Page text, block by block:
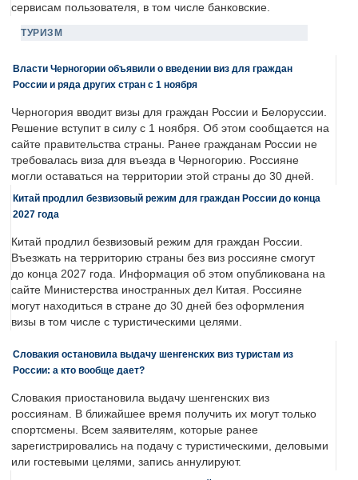
сервисам пользователя, в том числе банковские.
ТУРИЗМ
Власти Черногории объявили о введении виз для граждан
России и ряда других стран с 1 ноября
Черногория вводит визы для граждан России и Белоруссии.
Решение вступит в силу с 1 ноября. Об этом сообщается на
сайте правительства страны. Ранее гражданам России не
требовалась виза для въезда в Черногорию. Россияне
могли оставаться на территории этой страны до 30 дней.
Китай продлил безвизовый режим для граждан России до конца
2027 года
Китай продлил безвизовый режим для граждан России.
Въезжать на территорию страны без виз россияне смогут
до конца 2027 года. Информация об этом опубликована на
сайте Министерства иностранных дел Китая. Россияне
могут находиться в стране до 30 дней без оформления
визы в том числе с туристическими целями.
Словакия остановила выдачу шенгенских виз туристам из
России: а кто вообще дает?
Словакия приостановила выдачу шенгенских виз
россиянам. В ближайшее время получить их могут только
спортсмены. Всем заявителям, которые ранее
зарегистрировались на подачу с туристическими, деловыми
или гостевыми целями, запись аннулируют.